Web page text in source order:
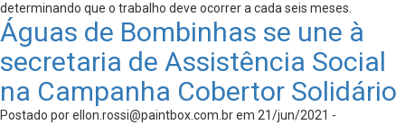
determinando que o trabalho deve ocorrer a cada seis meses.
Águas de Bombinhas se une à
secretaria de Assistência Social
na Campanha Cobertor Solidário
Postado porellon.rossi@paintbox.com.brem 21/jun/2021 -